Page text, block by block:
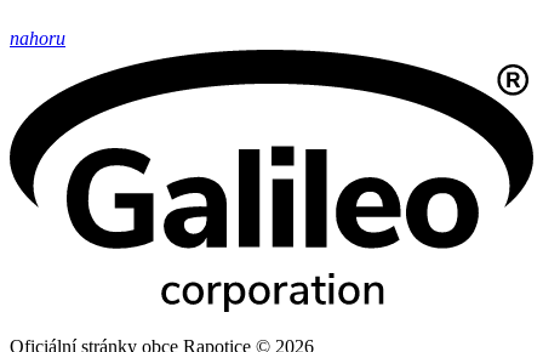
nahoru
Oficiální stránky obce Rapotice © 2026